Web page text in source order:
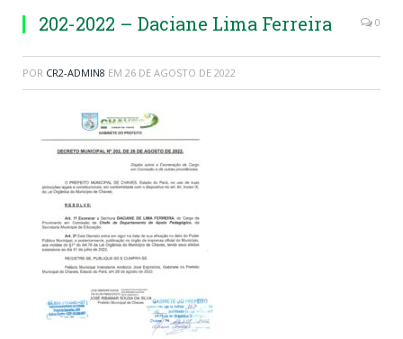
202-2022 – Daciane Lima Ferreira 0
POR CR2-ADMIN8 EM 26 DE AGOSTO DE 2022